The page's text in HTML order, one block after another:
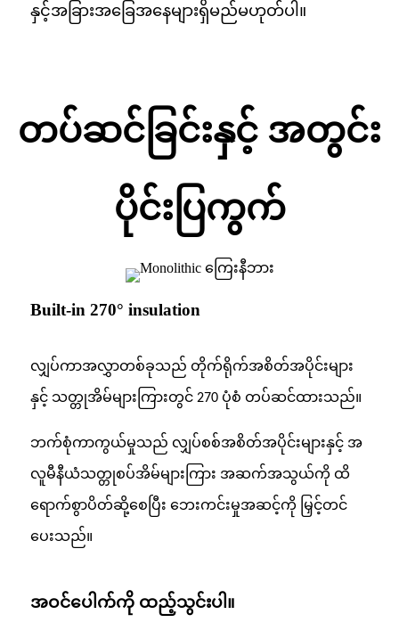
နှင့်အခြားအခြေအနေများရှိမည်မဟုတ်ပါ။
တပ်ဆင်ခြင်းနှင့် အတွင်း
ပိုင်းပြကွက်
Built-in 270° insulation
လျှပ်ကာအလွှာတစ်ခုသည် တိုက်ရိုက်အစိတ်အပိုင်းများ
နှင့် သတ္တုအိမ်များကြားတွင် 270 ပုံစံ တပ်ဆင်ထားသည်။
ဘက်စုံကာကွယ်မှုသည် လျှပ်စစ်အစိတ်အပိုင်းများနှင့် အ
လူမီနီယံသတ္တုစပ်အိမ်များကြား အဆက်အသွယ်ကို ထိ
ရောက်စွာပိတ်ဆို့စေပြီး ဘေးကင်းမှုအဆင့်ကို မြှင့်တင်
ပေးသည်။
အဝင်ပေါက်ကို ထည့်သွင်းပါ။